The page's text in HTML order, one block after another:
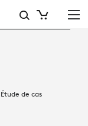
Étude de cas